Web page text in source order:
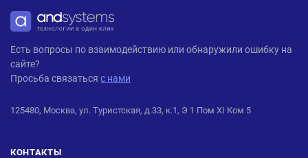
ANDPRO
Есть вопросы по взаимодействию или обнаружили ошибку на
сайте?
Просьба связаться с нами
125480, Москва, ул. Туристская, д.33, к.1, Э 1 Пом XI Ком 5
КОНТАКТЫ